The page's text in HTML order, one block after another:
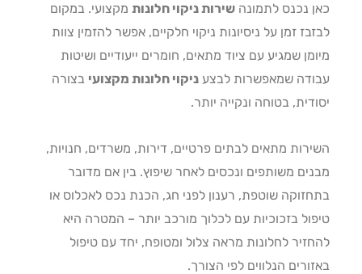
נכנס לתמונה שירות ניקוי חלונותמקצועי. במקום
זמן על ניסיונות ניקוי חלקיים, אפשר להזמין צוות
שמגיע עם ציוד מתאים, חומרים ייעודיים ושיטות
שמאפשרות לבצעניקוי חלונות מקצועיבצורה
בטוחה ונקייה יותר.
מתאים לבתים פרטיים, דירות, משרדים, חנויות,
משותפים ונכסים לאחר שיפוץ. בין אם מדובר
שוטפת, רענון לפני חג, הכנת נכס לאכלוס או
בזכוכיות עם לכלוך מורכב יותר – המטרה היא
לחלונות מראה צלול ומטופח, יחד עם טיפול
הנלווים לפי הצורך.